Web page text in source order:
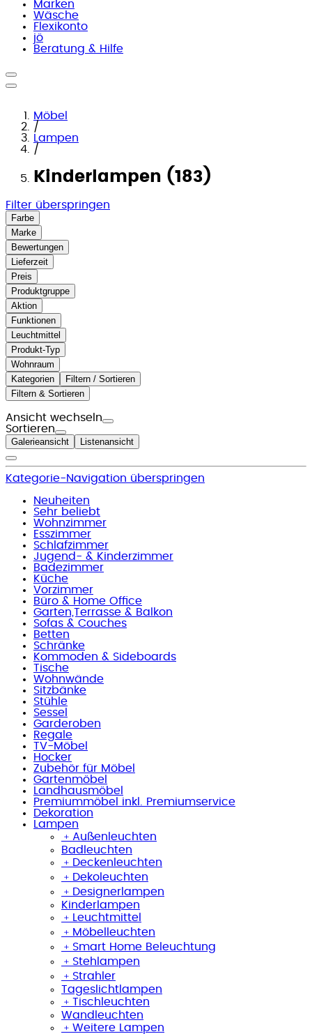
Marken
Wäsche
Flexikonto
jö
Beratung & Hilfe
Möbel
/
Lampen
/
Kinderlampen (183)
Filter überspringen
Farbe
Marke
Bewertungen
Lieferzeit
Preis
Produktgruppe
Aktion
Funktionen
Leuchtmittel
Produkt-Typ
Wohnraum
Kategorien
Filtern / Sortieren
Filtern & Sortieren
Ansicht wechseln
Sortieren
Galerieansicht Listenansicht
Kategorie-Navigation überspringen
Neuheiten
Sehr beliebt
Wohnzimmer
Esszimmer
Schlafzimmer
Jugend- & Kinderzimmer
Badezimmer
Küche
Vorzimmer
Büro & Home Office
Garten,Terrasse & Balkon
Sofas & Couches
Betten
Schränke
Kommoden & Sideboards
Tische
Wohnwände
Sitzbänke
Stühle
Sessel
Garderoben
Regale
TV-Möbel
Hocker
Zubehör für Möbel
Gartenmöbel
Landhausmöbel
Premiummöbel inkl. Premiumservice
Dekoration
Lampen
﹢ Außenleuchten
Badleuchten
﹢ Deckenleuchten
﹢ Dekoleuchten
﹢ Designerlampen
Kinderlampen
﹢
Leuchtmittel
﹢ Möbelleuchten
﹢ Smart Home Beleuchtung
﹢ Stehlampen
﹢ Strahler
Tageslichtlampen
﹢ Tischleuchten
Wandleuchten
﹢ Weitere Lampen